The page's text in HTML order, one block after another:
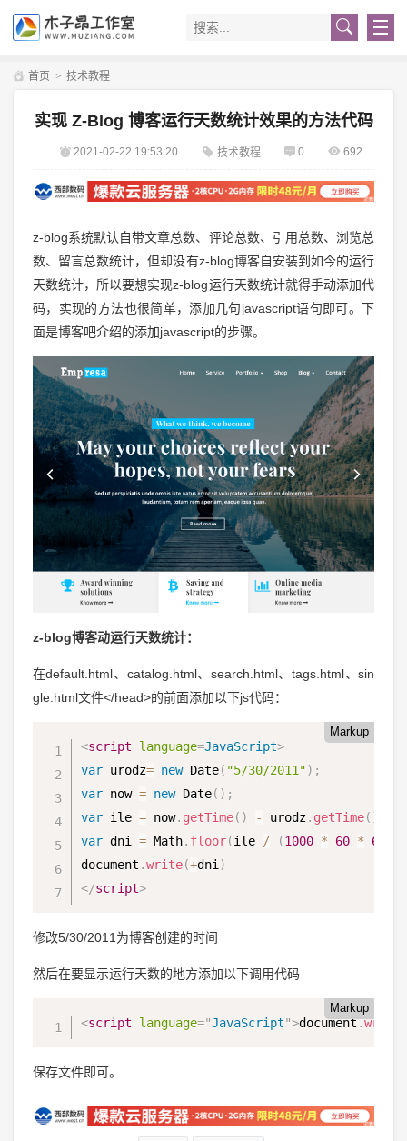
首页 > 技术教程
实现 Z-Blog 博客运行天数统计效果的方法代码
2021-02-22 19:53:20 技术教程 0 692
z-blog系统默认自带文章总数、评论总数、引用总数、浏览总
数、留言总数统计，但却没有z-blog博客自安装到如今的运行
天数统计，所以要想实现z-blog运行天数统计就得手动添加代
码，实现的方法也很简单，添加几句javascript语句即可。下
面是博客吧介绍的添加javascript的步骤。
z-blog博客动运行天数统计：
在default.html、catalog.html、search.html、tags.html、sin
gle.html文件</head>的前面添加以下js代码：
Markup
<script language=JavaScript>
var urodz= new Date( "5/30/2011") ;
var now = new Date( ) ;
var ile = now. getTime( ) - urodz. getTime( )
var dni = Math. floor(ile / (1000 * 60 * 60
document .write(+dni )
</script>
修改5/30/2011为博客创建的时间
然后在要显示运行天数的地方添加以下调用代码
Markup
<script language="JavaScript">document.write
保存文件即可。